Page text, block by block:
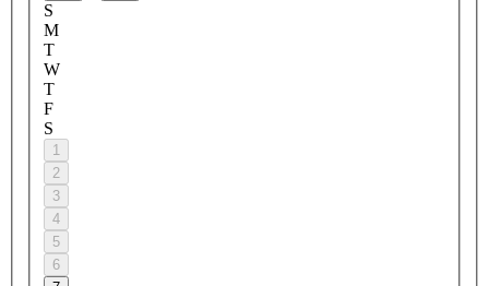
S
M
T
W
T
F
S
1
2
3
4
5
6